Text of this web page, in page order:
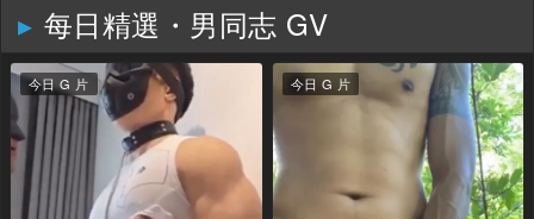
每日精選・男同志 GV
今日 G 片 今日 G 片